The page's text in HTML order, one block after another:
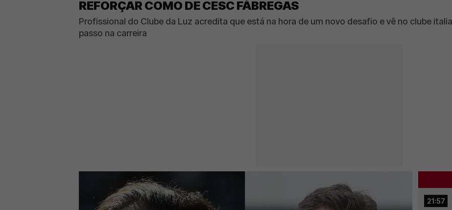
REFORÇAR COMO DE CESC FÀBREGAS
Profissional do Clube da Luz acredita que está na hora de um novo desafio e vê no clube
passo na carreira
21:57